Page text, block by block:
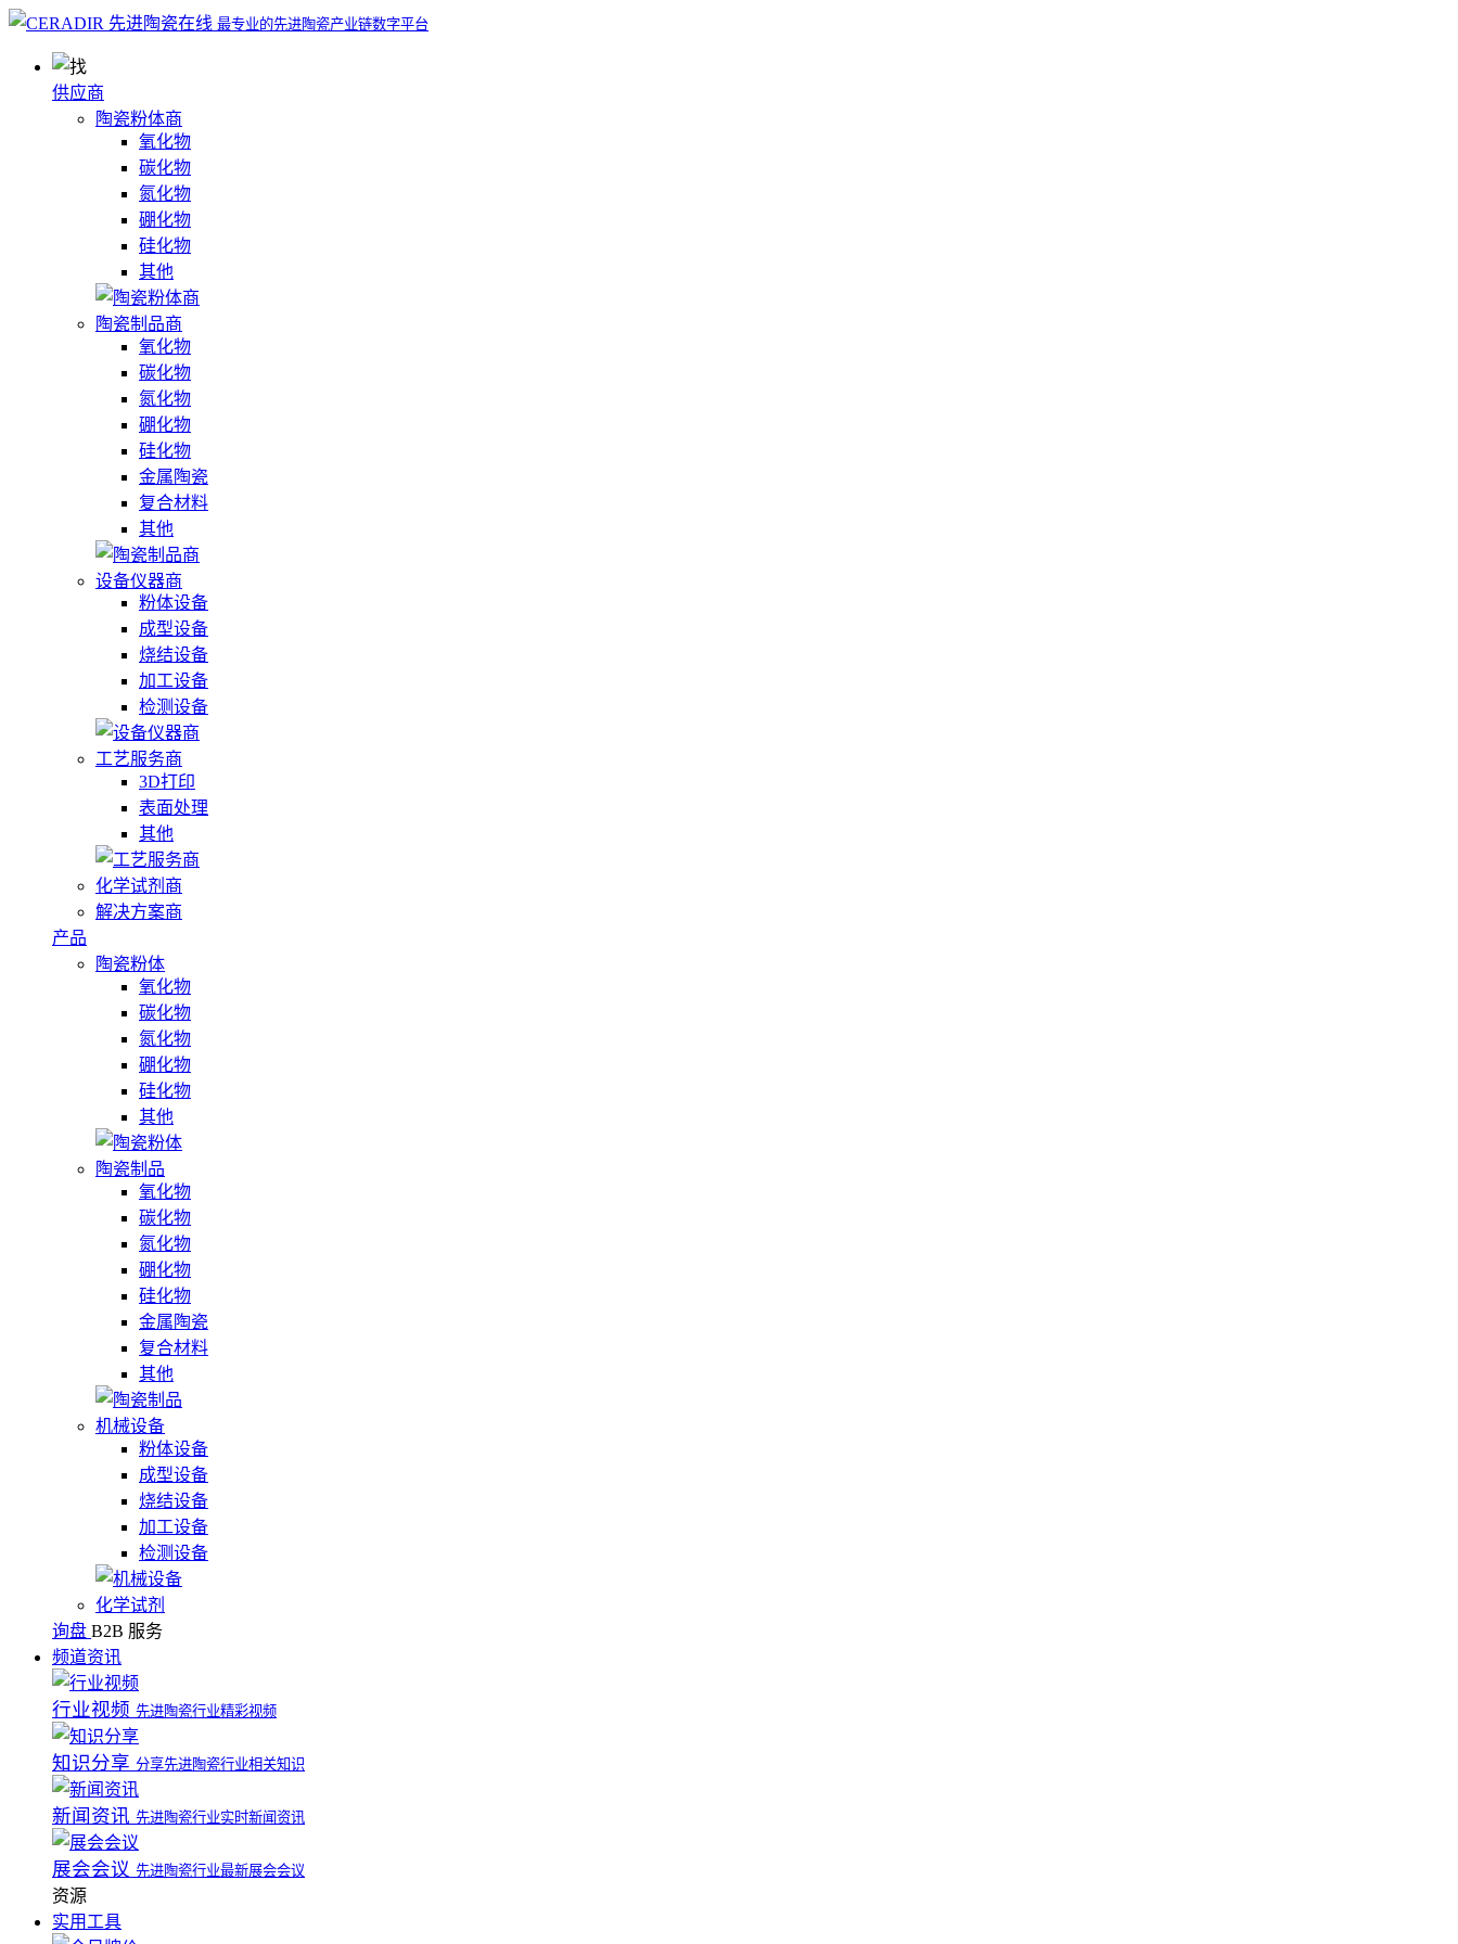
最专业的先进陶瓷产业链数字平台
供应商
陶瓷粉体商
氧化物
碳化物
氮化物
硼化物
硅化物
其他
陶瓷制品商
氧化物
碳化物
氮化物
硼化物
硅化物
金属陶瓷
复合材料
其他
设备仪器商
粉体设备
成型设备
烧结设备
加工设备
检测设备
工艺服务商
3D打印
表面处理
其他
化学试剂商
解决方案商
产品
陶瓷粉体
氧化物
碳化物
氮化物
硼化物
硅化物
其他
陶瓷制品
氧化物
碳化物
氮化物
硼化物
硅化物
金属陶瓷
复合材料
其他
机械设备
粉体设备
成型设备
烧结设备
加工设备
检测设备
化学试剂
询盘 B2B 服务
频道资讯
行业视频 先进陶瓷行业精彩视频
知识分享 分享先进陶瓷行业相关知识
新闻资讯 先进陶瓷行业实时新闻资讯
展会会议 先进陶瓷行业最新展会会议
资源
实用工具